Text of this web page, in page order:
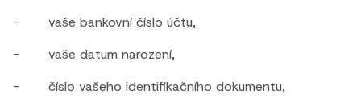
- vaše bankovní číslo účtu,
- vaše datum narození,
- číslo vašeho identifikačního dokumentu,